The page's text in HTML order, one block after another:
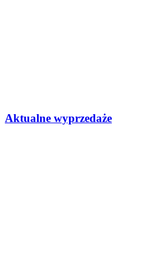
Aktualne wyprzedaże